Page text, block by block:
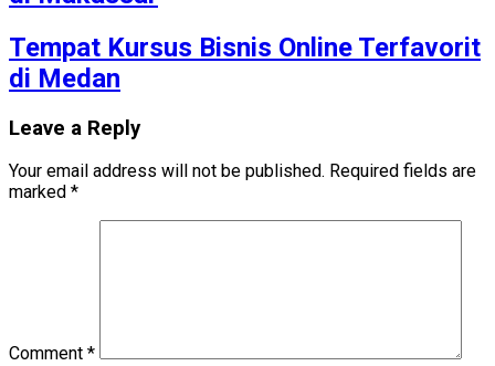
Tempat Kursus Bisnis Online Terfavorit
di Medan
Leave a Reply
Your email address will not be published. Required fields are
marked *
Comment *